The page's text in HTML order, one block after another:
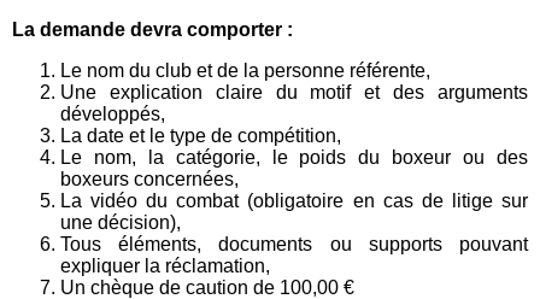
La demande devra comporter :
Le nom du club et de la personne référente,
Une explication claire du motif et des arguments
développés,
La date et le type de compétition,
Le nom, la catégorie, le poids du boxeur ou des
boxeurs concernées,
La vidéo du combat (obligatoire en cas de litige sur
une décision),
Tous éléments, documents ou supports pouvant
expliquer la réclamation,
Un chèque de caution de 100,00 €